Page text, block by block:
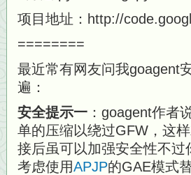
项目地址：http://
========
最近常有网友问我goagent
遍：
安全提示一 ：goagent作者
单的压缩以绕过GFW，这
接后虽可以加强安全性不
考虑使用APJP的GAE模式